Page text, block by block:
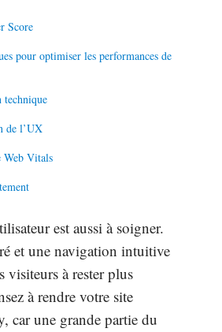
Score
pour optimiser les performances de
de l’UX
Web Vitals
est aussi à soigner.
et une navigation intuitive
visiteurs à rester plus
à rendre votre site
car une grande partie du